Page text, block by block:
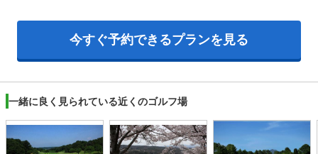
今すぐ予約できるプランを見る
一緒に良く見られている近くのゴルフ場